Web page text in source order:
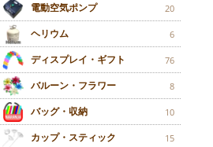
電動空気ポンプ 20
ヘリウム 6
ディスプレイ・ギフト 76
バルーン・フラワー 8
バッグ・収納 10
カップ・スティック 15